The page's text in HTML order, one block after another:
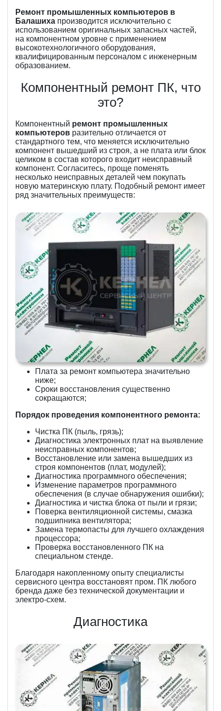
Ремонт промышленных компьютеров в
Балашиха производится исключительно с
использованием оригинальных запасных частей,
на компонентном уровне с применением
высокотехнологичного оборудования,
квалифицированным персоналом с инженерным
образованием.
Компонентный ремонт ПК, что
это?
Компонентный ремонт промышленных
компьютеров разительно отличается от
стандартного тем, что меняется исключительно
компонент вышедший из строя, а не плата или блок
целиком в состав которого входит неисправный
компонент. Согласитесь, проще поменять
несколько неисправных деталей чем покупать
новую материнскую плату. Подобный ремонт имеет
ряд значительных преимуществ:
Плата за ремонт компьютера значительно
ниже;
Сроки восстановления существенно
сокращаются;
Порядок проведения компонентного ремонта:
Чистка ПК (пыль, грязь);
Диагностика электронных плат на выявление
неисправных компонентов;
Восстановление или замена вышедших из
строя компонентов (плат, модулей);
Диагностика программного обеспечения;
Изменение параметров программного
обеспечения (в случае обнаружения ошибки);
Диагностика и чистка блока от пыли и грязи;
Поверка вентиляционной системы, смазка
подшипника вентилятора;
Замена термопасты для лучшего охлаждения
процессора;
Проверка восстановленного ПК на
специальном стенде.
Благодаря накопленному опыту специалисты
сервисного центра восстановят пром. ПК любого
бренда даже без технической документации и
электро-схем.
Диагностика